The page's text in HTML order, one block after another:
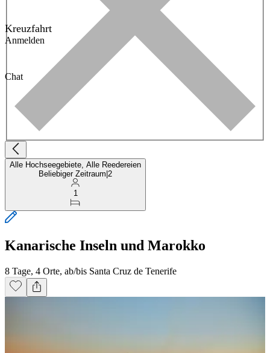
Kreuzfahrt
Anmelden
Chat
Alle Hochseegebiete, Alle Reedereien
Beliebiger Zeitraum 2
1
Kanarische Inseln und Marokko
8 Tage, 4 Orte, ab/bis Santa Cruz de Tenerife